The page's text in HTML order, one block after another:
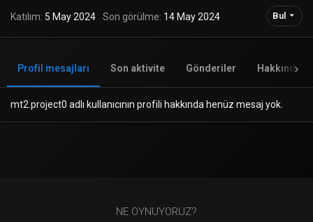
Katılım 5 May 2024 Son görülme 14 May 2024 Bul
Profil mesajları Son aktivite Gönderiler Hakkında
mt2.project0 adlı kullanıcının profili hakkında henüz mesaj yok.
NE OYNUYORUZ?